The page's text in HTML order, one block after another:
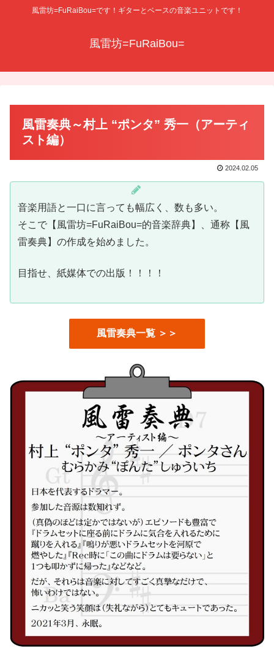
風雷坊=FuRaiBou=です！ギターとベースの音楽ユニットです！
風雷坊=FuRaiBou=
風雷奏典～村上 “ポンタ” 秀一（アーティ
スト編）
2024.02.05
音楽用語と一口に言っても幅広く、数も多い。
そこで【風雷坊=FuRaiBou=的音楽辞典】、通称【風
雷奏典】の作成を始めました。
目指せ、紙媒体での出版！！！！
風雷奏典一覧 ＞＞